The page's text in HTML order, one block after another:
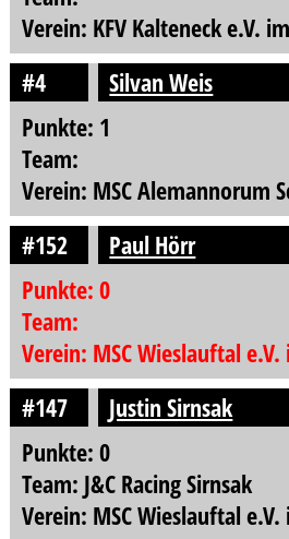
Verein: KFV Kalteneck e.V.
#4
Silvan Weis
Punkte: 1
Team:
Verein: MSC Alemannorum
#152
Paul Hörr
Punkte: 0
Team:
Verein: MSC Wieslauftal e.V.
#147
Justin Sirnsak
Punkte: 0
Team: J&C Racing Sirnsak
Verein: MSC Wieslauftal e.V.